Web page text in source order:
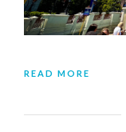
READ MORE